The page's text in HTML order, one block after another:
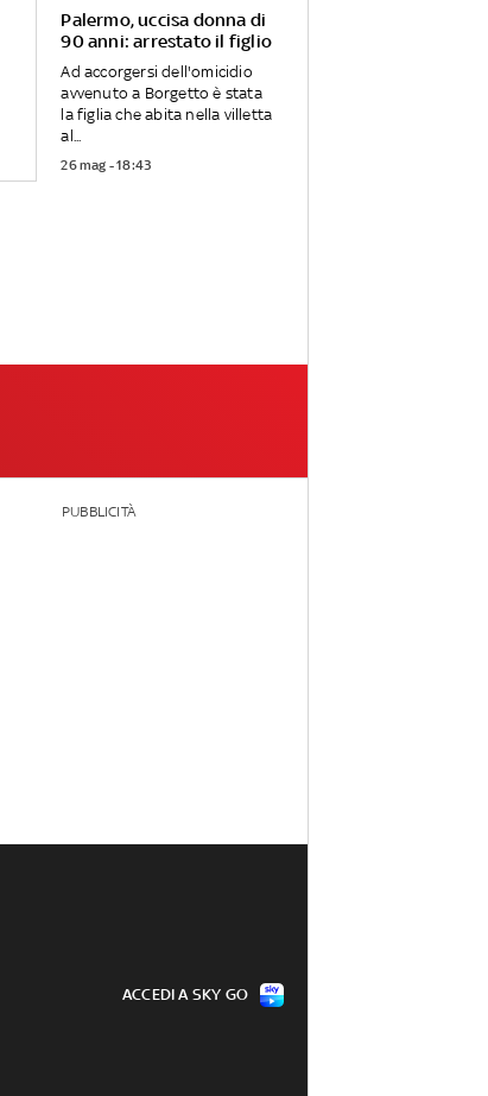
Palermo, uccisa donna di
90 anni: arrestato il figlio
Ad accorgersi dell'omicidio
avvenuto a Borgetto è stata
la figlia che abita nella villetta
al...
26 mag - 18:43
PUBBLICITÀ
ACCEDI A SKY GO